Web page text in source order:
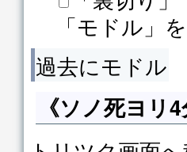
「モドル」
過去にモドル
《ソノ死ヨリ